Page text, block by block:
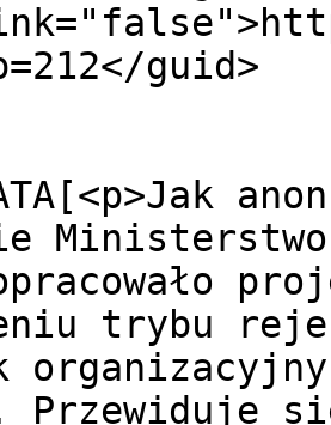
guid>
trybu
Przewiduje